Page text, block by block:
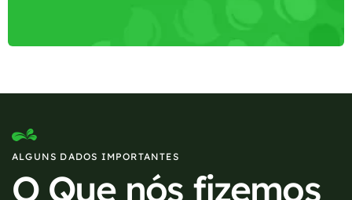
ALGUNS DADOS IMPORTANTES
O Que nós fizemos